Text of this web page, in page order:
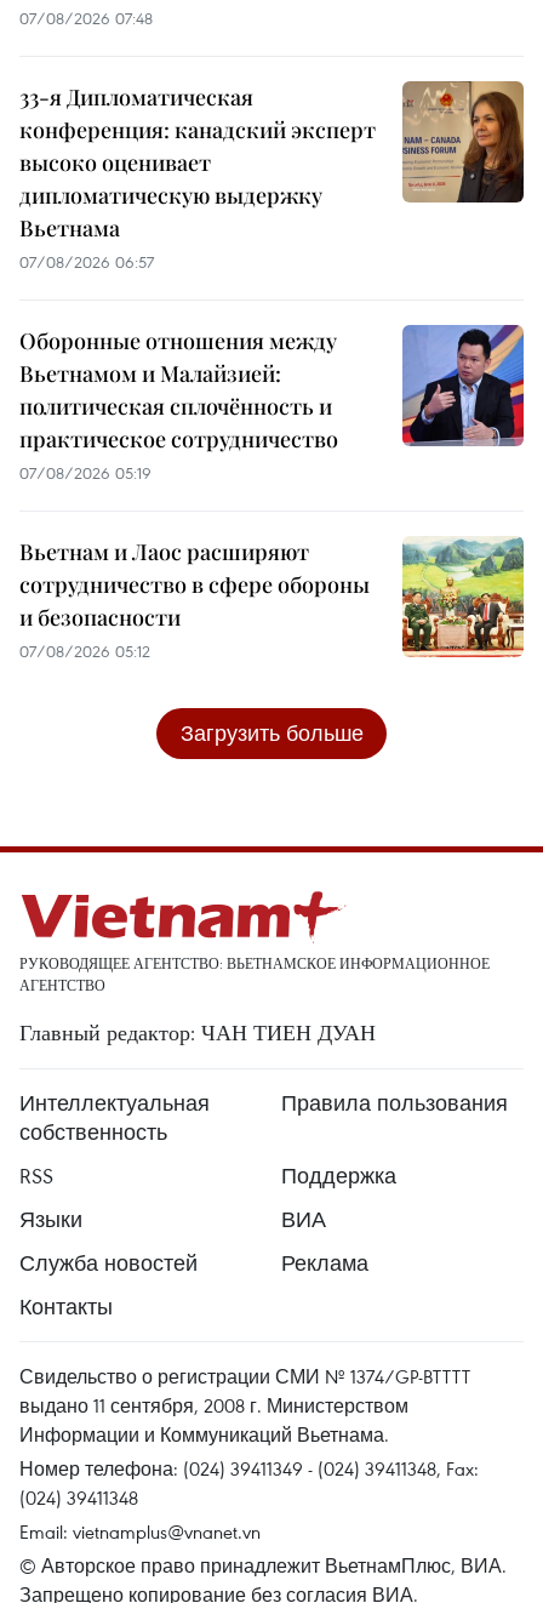
07/08/2026 07:48
33-я Дипломатическая
конференция: канадский эксперт
высоко оценивает
дипломатическую выдержку
Вьетнама
07/08/2026 06:57
Оборонные отношения между
Вьетнамом и Малайзией:
политическая сплочённость и
практическое сотрудничество
07/08/2026 05:19
Вьетнам и Лаос расширяют
сотрудничество в сфере обороны
и безопасности
07/08/2026 05:12
Загрузить больше
РУКОВОДЯЩЕЕ АГЕНТСТВО: ВЬЕТНАМСКОЕ ИНФОРМАЦИОННОЕ
АГЕНТСТВО
Главный редактор: ЧАН ТИЕН ДУАН
Интеллектуальная
собственность
Правила пользования
RSS
Поддержка
Языки
ВИА
Служба новостей
Реклама
Контакты
Свидельство о регистрации СМИ № 1374/GP-BTTTT
выдано 11 сентября, 2008 г. Министерством
Информации и Коммуникаций Вьетнама.
Номер телефона: (024) 39411349 - (024) 39411348, Fax:
(024) 39411348
Email: vietnamplus@vnanet.vn
© Авторское право принадлежит ВьетнамПлюс, ВИА.
Запрещено копирование без согласия ВИА.